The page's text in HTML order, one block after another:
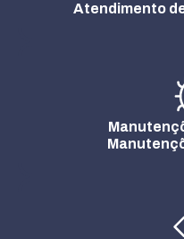
Atendimento de